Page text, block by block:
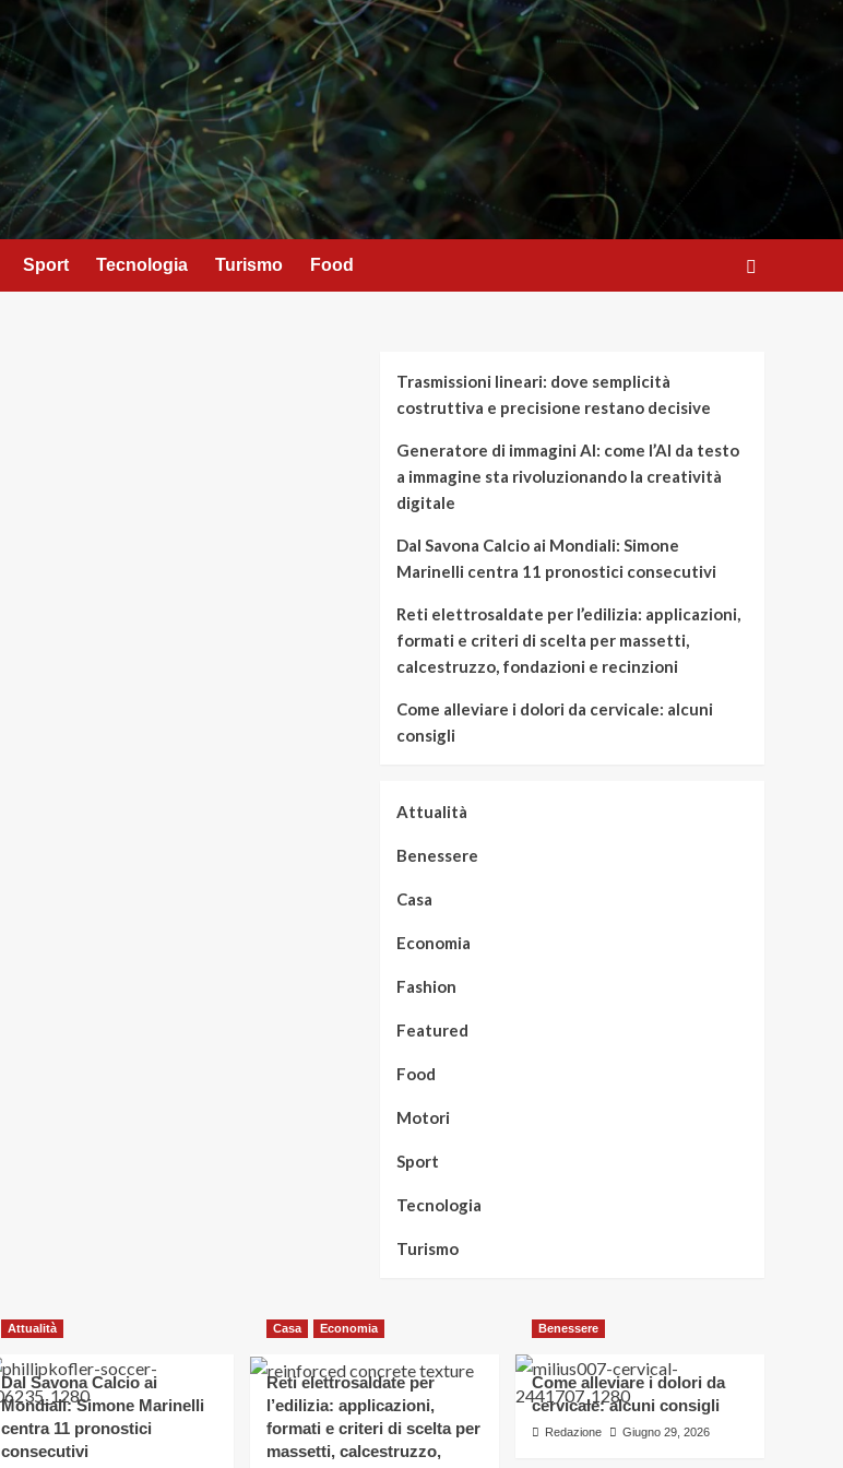
Sport Tecnologia Turismo Food
Trasmissioni lineari: dove semplicità
costruttiva e precisione restano decisive
Generatore di immagini AI: come l’AI da testo
a immagine sta rivoluzionando la creatività
digitale
Dal Savona Calcio ai Mondiali: Simone
Marinelli centra 11 pronostici consecutivi
Reti elettrosaldate per l’edilizia: applicazioni,
formati e criteri di scelta per massetti,
calcestruzzo, fondazioni e recinzioni
Come alleviare i dolori da cervicale: alcuni
consigli
Attualità
Benessere
Casa
Economia
Fashion
Featured
Food
Motori
Sport
Tecnologia
Turismo
Attualità
Dal Savona Calcio ai
Mondiali: Simone Marinelli
centra 11 pronostici
consecutivi
Casa Economia
Reti elettrosaldate per
l’edilizia: applicazioni,
formati e criteri di scelta per
massetti, calcestruzzo,
Benessere
Come alleviare i dolori da
cervicale: alcuni consigli
Redazione Giugno 29, 2026